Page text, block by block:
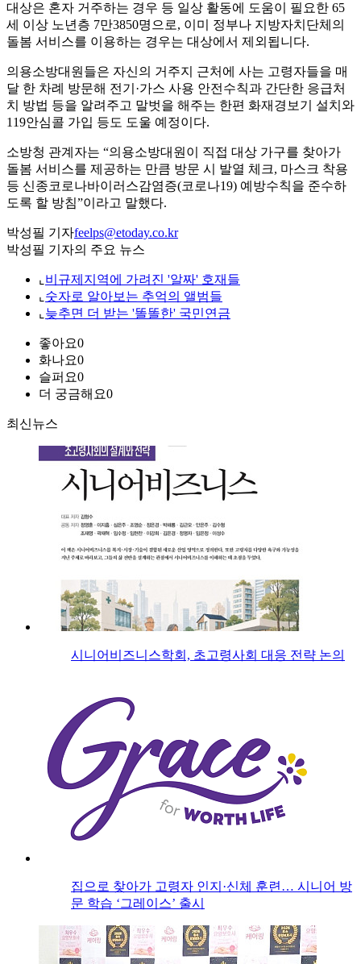
대상은 혼자 거주하는 경우 등 일상 활동에 도움이 필요한 65
세 이상 노년층 7만3850명으로, 이미 정부나 지방자치단체의
돌봄 서비스를 이용하는 경우는 대상에서 제외됩니다.
의용소방대원들은 자신의 거주지 근처에 사는 고령자들을 매
달 한 차례 방문해 전기·가스 사용 안전수칙과 간단한 응급처
치 방법 등을 알려주고 말벗을 해주는 한편 화재경보기 설치와
119안심콜 가입 등도 도울 예정이다.
소방청 관계자는 “의용소방대원이 직접 대상 가구를 찾아가
돌봄 서비스를 제공하는 만큼 방문 시 발열 체크, 마스크 착용
등 신종코로나바이러스감염증(코로나19) 예방수칙을 준수하
도록 할 방침”이라고 말했다.
박성필 기자feelps@etoday.co.kr
박성필 기자의 주요 뉴스
⌞ 비규제지역에 가려진 '알짜' 호재들
⌞ 숫자로 알아보는 추억의 앨범들
⌞ 늦추면 더 받는 '똘똘한' 국민연금
좋아요0
화나요0
슬퍼요0
더 궁금해요0
최신뉴스
시니어비즈니스학회, 초고령사회 대응 전략 논의
집으로 찾아가 고령자 인지·신체 훈련… 시니어 방
문 학습 ‘그레이스’ 출시